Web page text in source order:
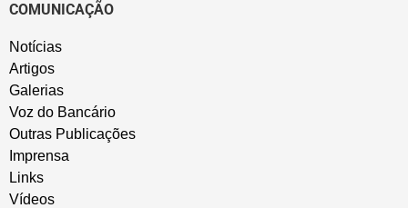
COMUNICAÇÃO
Notícias
Artigos
Galerias
Voz do Bancário
Outras Publicações
Imprensa
Links
Vídeos